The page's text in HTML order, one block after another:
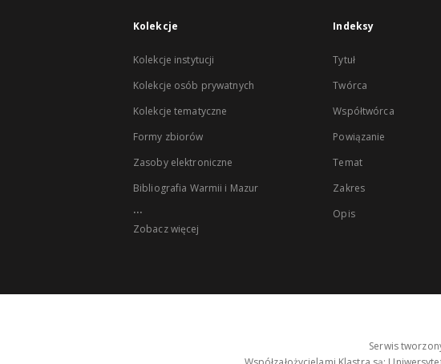
Kolekcje
Kolekcje instytucji
Kolekcje osób prywatnych
Kolekcje tematyczne
Formy zbiorów
Zasoby elektroniczne
Bibliografia Warmii i Mazur
...
Zobacz więcej
Indeksy
Tytuł
Twórca
Współtwórca
Powiązanie
Temat
Zakres
Opis
Serwis